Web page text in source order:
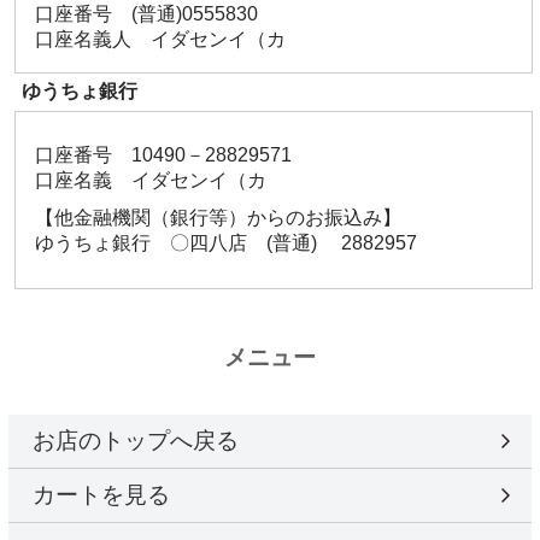
口座番号 (普通)0555830
口座名義人 イダセンイ（カ
ゆうちょ銀行
口座番号 10490－28829571
口座名義 イダセンイ（カ
【他金融機関（銀行等）からのお振込み】
ゆうちょ銀行 〇四八店 (普通) 2882957
メニュー
お店のトップへ戻る
カートを見る